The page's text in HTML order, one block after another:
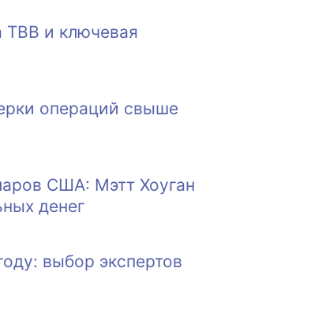
TBB и ключевая
операций свыше
США: Мэтт Хоуган
денег
выбор экспертов